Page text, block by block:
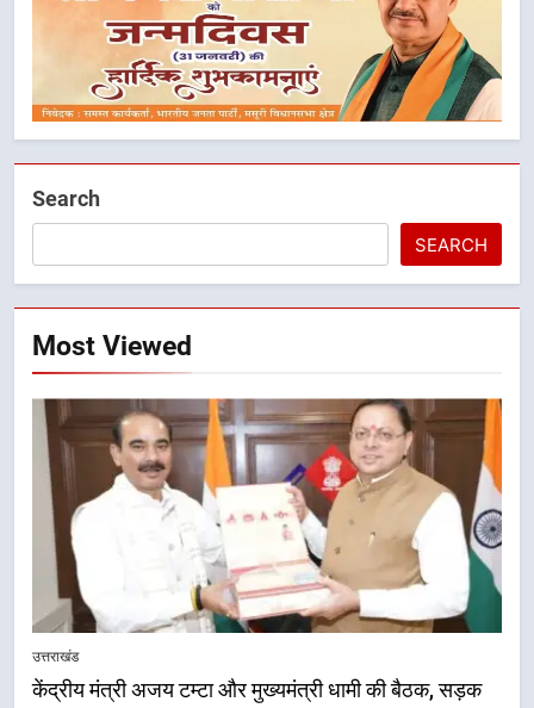
Search
SEARCH
Most Viewed
उत्तराखंड
केंद्रीय मंत्री अजय टम्टा और मुख्यमंत्री धामी की बैठक, सड़क
मुख्यमंत्री धामी के नेतृत्व में मसूरी बन रही
विकास और पर्यटन का नया केंद्र
6
आपदा के मलबे से उम्मीद की नई सुबह,
मुख्यमंत्री धामी ने ₹33 करोड़ के विकास
और राहत कार्यों से धराली को फिर खड़ा
कर बनाया भरोसे का प्रतीक
उत्तराखंड
मंत्री गणेश जोशी ने किसानों से संवाद कर
उन्हें सरकार की विभिन्न कृषि एवं बागवानी
का आह्वान किया